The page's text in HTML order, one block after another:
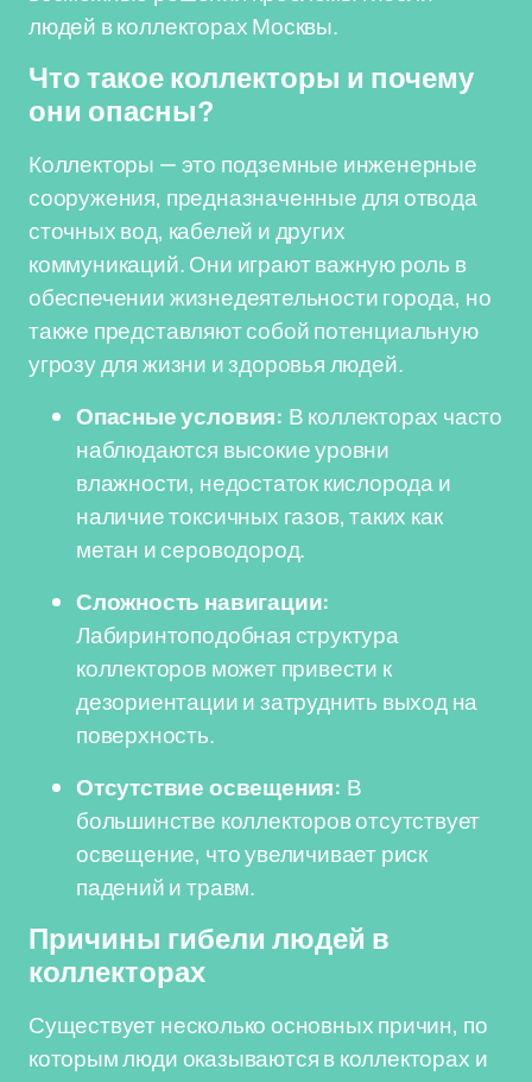
людей в коллекторах Москвы.
Что такое коллекторы и почему
они опасны?
Коллекторы — это подземные инженерные
сооружения, предназначенные для отвода
сточных вод, кабелей и других
коммуникаций. Они играют важную роль в
обеспечении жизнедеятельности города, но
также представляют собой потенциальную
угрозу для жизни и здоровья людей.
Опасные условия: В коллекторах часто
наблюдаются высокие уровни
влажности, недостаток кислорода и
наличие токсичных газов, таких как
метан и сероводород.
Сложность навигации:
Лабиринтоподобная структура
коллекторов может привести к
дезориентации и затруднить выход на
поверхность.
Отсутствие освещения: В
большинстве коллекторов отсутствует
освещение, что увеличивает риск
падений и травм.
Причины гибели людей в
коллекторах
Существует несколько основных причин, по
которым люди оказываются в коллекторах и